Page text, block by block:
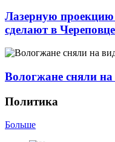
Лазерную проекцию
сделают в Череповце
Вологжане сняли на
Политика
Больше